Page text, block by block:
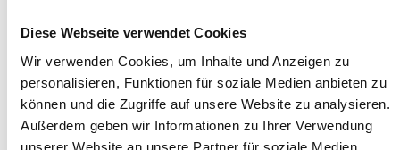
Diese Webseite verwendet Cookies
Wir verwenden Cookies, um Inhalte und Anzeigen zu
personalisieren, Funktionen für soziale Medien anbieten zu
können und die Zugriffe auf unsere Website zu analysieren.
Außerdem geben wir Informationen zu Ihrer Verwendung
unserer Website an unsere Partner für soziale Medien,
Elektro
Kraftstoff
1 km
Laufleistung
300kw
Leistung